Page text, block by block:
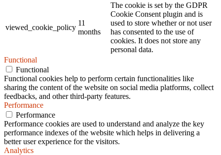
viewed_cookie_policy
11
months
The cookie is set by the GDPR
Cookie Consent plugin and is
used to store whether or not user
has consented to the use of
cookies. It does not store any
personal data.
Functional
Functional
Functional cookies help to perform certain functionalities like
sharing the content of the website on social media platforms, collect
feedbacks, and other third-party features.
Performance
Performance
Performance cookies are used to understand and analyze the key
performance indexes of the website which helps in delivering a
better user experience for the visitors.
Analytics